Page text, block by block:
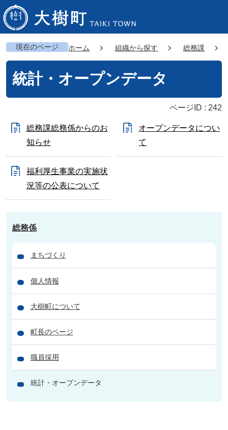
現在のページ ホーム 組織から探す 総務課
統計・オープンデータ
ページID : 242
総務課総務係からのお
知らせ
オープンデータについ
て
福利厚生事業の実施状
況等の公表について
総務係
まちづくり
個人情報
大樹町について
町長のページ
職員採用
統計・オープンデータ